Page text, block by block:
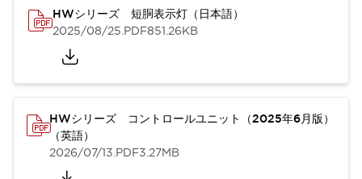
HWシリーズ 短胴表示灯（日本語）
2025/08/25.PDF851.26KB
HWシリーズ コントロールユニット（2025年6月版）
（英語）
2026/07/13.PDF3.27MB